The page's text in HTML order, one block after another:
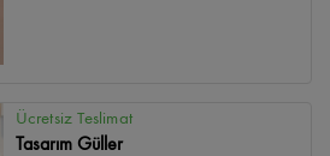
Ücretsiz Teslimat
Tasarım Güller